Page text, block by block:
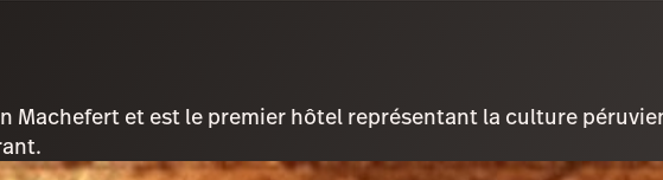
Machefert et est le premier hôtel représentant la culture